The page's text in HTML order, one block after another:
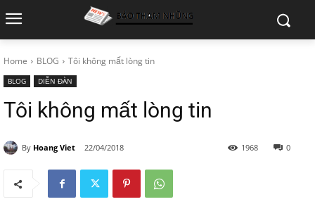
Home BLOG Tôi không mất lòng tin
BLOG DIỄN ĐÀN
Tôi không mất lòng tin
By Hoang Viet 22/04/2018 0
1968